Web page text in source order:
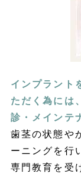
インプラント
ただく為には
診・メインテ
歯茎の状態や
ーニングを行
専門教育を受